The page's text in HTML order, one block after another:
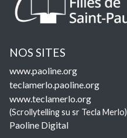
NOS SITES
www.paoline.org
teclamerlo.paoline.org
www.teclamerlo.org
(Scrollytelling su sr Tecla Merlo)
Paoline Digital